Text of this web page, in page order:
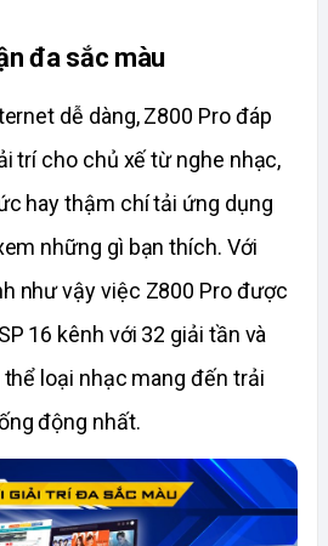
đa sắc màu
dễ dàng, Z800 Pro đáp
trí cho chủ xế từ nghe nhạc,
hay thậm chí tải ứng dụng
những gì bạn thích. Với
như vậy việc Z800 Pro được
16 kênh với 32 giải tần và
loại nhạc mang đến trải
động nhất.